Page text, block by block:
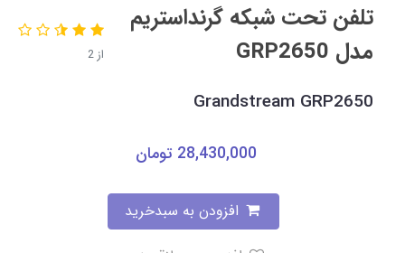
تلفن تحت شبکه گرنداستریم
مدل GRP2650
از 2
Grandstream GRP2650
28,430,000 تومان